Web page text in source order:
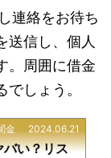
連絡をお待ち
送信し、個人
。周囲に借金
しょう。
金 2024.06.21
バい？リス